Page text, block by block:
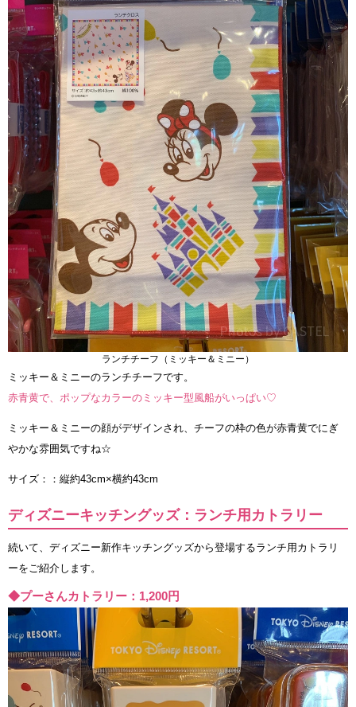
ランチチーフ（ミッキー＆ミニー）
ミッキー＆ミニーのランチチーフです。
赤青黄で、ポップなカラーのミッキー型風船がいっぱい♡
ミッキー＆ミニーの顔がデザインされ、チーフの枠の色が赤青黄でにぎ
やかな雰囲気ですね☆
サイズ：：縦約43cm×横約43cm
ディズニーキッチングッズ：ランチ用カトラリー
続いて、ディズニー新作キッチングッズから登場するランチ用カトラリ
ーをご紹介します。
◆プーさんカトラリー：1,200円